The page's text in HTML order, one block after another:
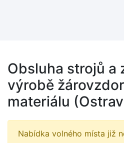
Obsluha strojů a
výrobě
materiálu
Nabídka volného místa již